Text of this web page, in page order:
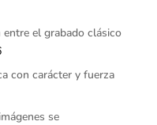
el grabado clásico
con carácter y fuerza
se